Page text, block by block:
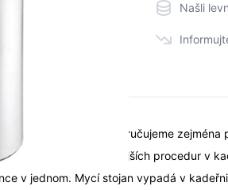
Našli
na sloupu. Doporučujeme
si jednu z nejpříjemnějších procedur v
v jednom. Mycí stojan vypadá v